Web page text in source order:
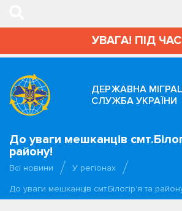
УВАГА! ПІД
ДЕРЖАВНА
СЛУЖБА УКРАЇНИ
До уваги мешканців
району!
Всі новини
У регіонах
До уваги мешканців смт.Білогір’я та